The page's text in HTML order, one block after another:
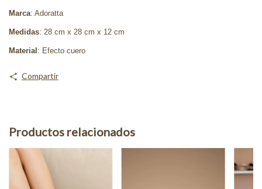
Marca: Adoratta
Medidas: 28 cm x 28 cm x 12 cm
Material : Efecto cuero
Compartir
Productos relacionados